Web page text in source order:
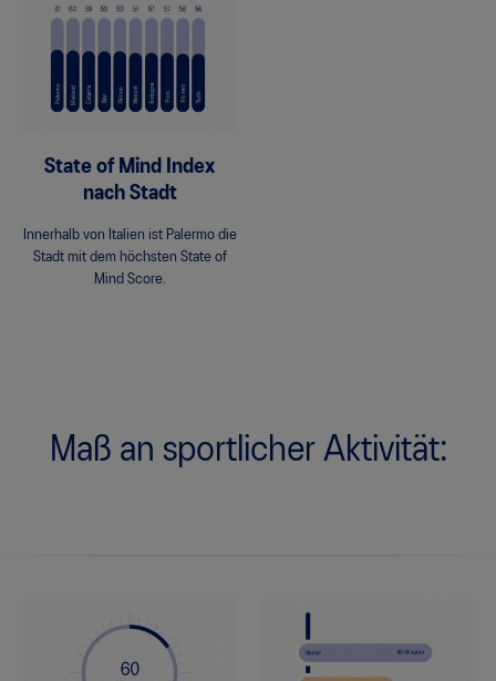
State of Mind Index
nach Stadt
Innerhalb von Italien ist Palermo die
Stadt mit dem höchsten State of
Mind Score.
Maß an sportlicher Aktivität: